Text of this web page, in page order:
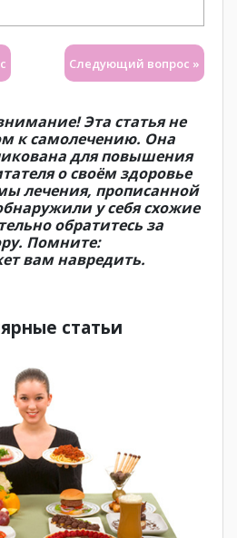
Следующий вопрос »
Эта статья не
к самолечению. Она
для повышения
о своём здоровье
лечения, прописанной
у себя схожие
обратитесь за
Помните:
вам навредить.
статьи